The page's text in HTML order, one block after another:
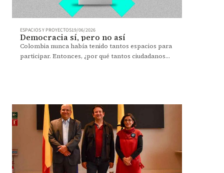
ESPACIOS Y PROYECTOS19/06/2026
Democracia sí, pero no así
Colombia nunca había tenido tantos espacios para
participar. Entonces, ¿por qué tantos ciudadanos